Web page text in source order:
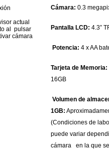
actual
al pulsar
cámara
Cámara: 0.3
Pantalla LCD: 4.3”
Potencia: 4 x AA
Tarjeta de Memoria:
16GB
Volumen de
1GB:
(Condiciones de
puede variar
cámara en la que